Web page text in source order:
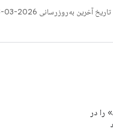
تاریخ آخرین به‌روزرسانی 2026-03-03 به‌وقت ساعت هماهنگ جهانی.
«توسعه‌دهندگان Android» را در